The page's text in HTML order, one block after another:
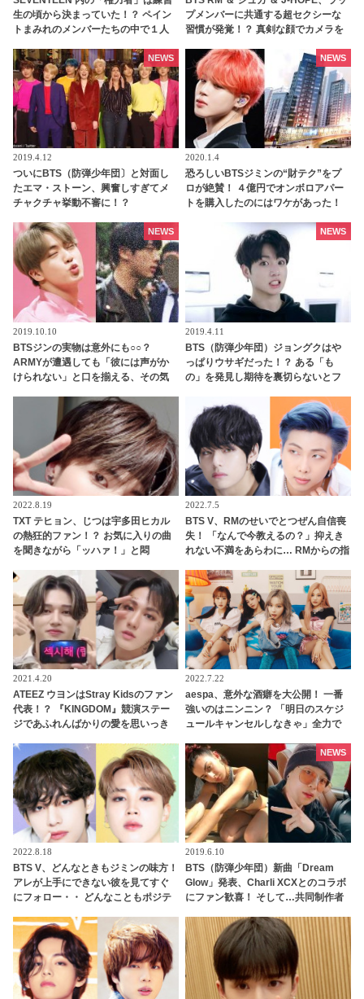
生の頃から決まっていた！？ ペイン
トまみれのメンバーたちの中で１人
は・・？
プメンバーに共通する超セクシーな
習慣が発覚！？ 真剣な顔でカメラを
人の色気あふれる３人の表情にくぎ
づけ
2019.4.12
ついにBTS（防弾少年団〕と対面し
たエマ・ストーン、興奮しすぎてメ
チャクチャ挙動不審に！？
NEWS
2020.1.4
恐ろしいBTSジミンの“財テク”をプ
ロが絶賛！ ４億円でオンボロアパー
トを購入したのにはワケがあった！
地主になるってホント？
NEWS
2019.10.10
BTSジンの実物は意外にも○○？
ARMYが遭遇しても「彼には声がか
けられない」と口を揃える、その気
NEWS
2019.4.11
BTS（防弾少年団）ジョングクはや
っぱりウサギだった！？ ある「も
の」を発見し期待を裏切らないとフ
NEWS
2022.8.19
TXT テヒョン、じつは宇多田ヒカル
の熱狂的ファン！？ お気に入りの曲
を聞きながら「ッハァ！」と悶
き入る彼の姿にファン爆笑「リアク
ションが完全にオタクｗｗ」
2022.7.5
BTS V、RMのせいでとつぜん自信喪
失！ 「なんで今教えるの？」抑えき
れない不満をあらわに… RMからの指
超正直なリアクションが面白すぎる
2021.4.20
ATEEZ ウヨンはStray Kidsのファン
代表！？ 『KINGDOM』競演ステー
ジであふれんばかりの愛を思いっき
に
2022.7.22
aespa、意外な酒癖を大公開！ 一番
強いのはニンニン？ 「明日のスケジ
ュールキャンセルしなきゃ」全力で
すぎる
2022.8.18
BTS V、どんなときもジミンの味方！
アレが上手にできない彼を見てすぐ
にフォロー・・ どんなこともポジテ
り
2019.6.10
BTS（防弾少年団）新曲「Dream
Glow」発表、Charli XCXとのコラボ
にファン歓喜！ そして…共同制作者
そして彼の絶望から生まれた歌」
NEWS